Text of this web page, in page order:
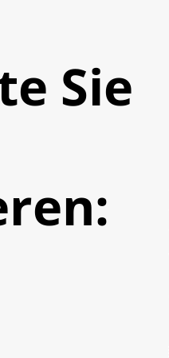
Sie